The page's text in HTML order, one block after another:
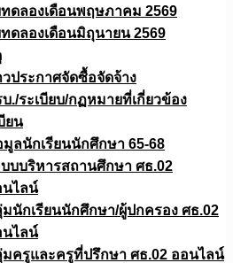
ทดลองเดือนพฤษภาคม 2569
ทดลองเดือนมิถุนายน 2569
ประกาศจัดซื้อจัดจ้าง
./ระเบียบ/กฏหมายที่เกี่ยวข้อง
ยน
ลนักเรียนนักศึกษา 65-68
บบริหารสถานศึกษา ศธ.02
นไลน์
มนักเรียนนักศึกษา/ผู้ปกครอง ศธ.02
นไลน์
มครูและครูที่ปรึกษา ศธ.02 ออนไลน์